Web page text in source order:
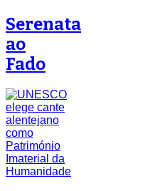
Serenata
ao
Fado